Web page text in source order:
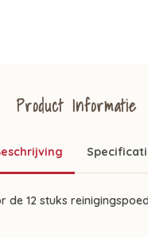
Product Informatie
12 stuks